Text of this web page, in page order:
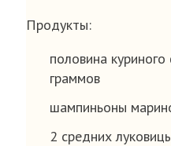
Продукты:
половина
граммов
шампиньоны
2 средних